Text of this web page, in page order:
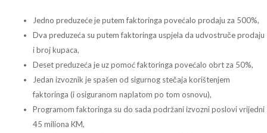
Jedno preduzeće je putem faktoringa povećalo prodaju za 500%,
Dva preduzeća su putem faktoringa uspjela da udvostruče prodaju
i broj kupaca,
Deset preduzeća je uz pomoć faktoringa povećalo obrt za 50%,
Jedan izvoznik je spašen od sigurnog stečaja korištenjem
faktoringa (i osiguranom naplatom po tom osnovu),
Programom faktoringa su do sada podržani izvozni poslovi vrijedni
45 miliona KM,